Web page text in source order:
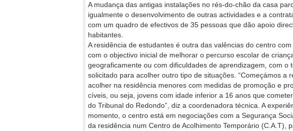
A mudança das antigas instalações no rés-do-chão da casa
igualmente o desenvolvimento de outras actividades e a
com um quadro de efectivos de 35 pessoas que dão apoio
habitantes.
A residência de estudantes é outra das valências do centro
com o objectivo inicial de melhorar o percurso escolar de
geograficamente ou com dificuldades de aprendizagem, com o
solicitado para acolher outro tipo de situações. “Começámos a
acolher na residência menores com medidas de promoção e
cíveis, ou seja, jovens com idade inferior a 16 anos que
do Tribunal do Redondo”, diz a coordenadora técnica. A
momento, o centro está em negociações com a Segurança
da residência num Centro de Acolhimento Temporário (C.A.T),